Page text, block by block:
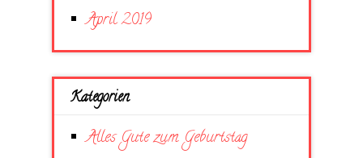
April 2019
Kategorien
Alles Gute zum Geburtstag